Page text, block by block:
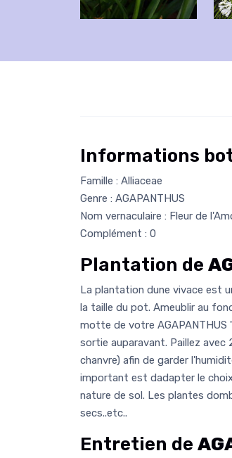
Informations
Famille : Alliaceae
Genre : AGAPANTHUS
Nom vernaculaire : Fleur de
Complément : 0
Plantation de
La plantation dune vivace est
la taille du pot. Ameublir au
motte de votre AGAPANTHUS
sortie auparavant. Paillez avec
chanvre) afin de garder
important est dadapter le
nature de sol. Les plantes
secs..etc..
Entretien de